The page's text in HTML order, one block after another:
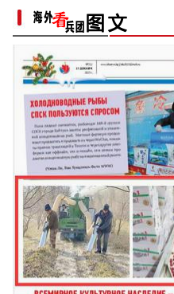
侨乡故事 | 创业者青年
畅享冰雪乐趣
新疆北屯市雾